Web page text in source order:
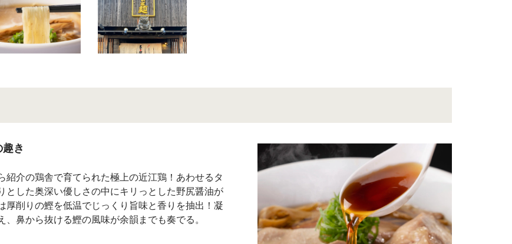
き
介の鶏舎で育てられた極上の近江鶏！あわせるタ
とした奥深い優しさの中にキリっとした野尻醤油が
厚削りの鰹を低温でじっくり旨味と香りを抽出！凝
鼻から抜ける鰹の風味が余韻までも奏でる。